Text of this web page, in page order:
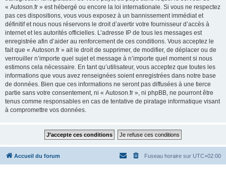
« Autoson.fr » est hébergé ou encore la loi internationale. Si vous ne respectez
pas ces dispositions, vous vous exposez à un bannissement immédiat et
définitif et nous nous réservons le droit d’avertir votre fournisseur d’accès à
internet et les autorités officielles. L’adresse IP de tous les messages est
enregistrée afin d’aider au renforcement de ces conditions. Vous acceptez le
fait que « Autoson.fr » ait le droit de supprimer, de modifier, de déplacer ou de
verrouiller n’importe quel sujet et message à n’importe quel moment si nous
estimons cela nécessaire. En tant qu’utilisateur, vous acceptez que toutes les
informations que vous avez renseignées soient enregistrées dans notre base
de données. Bien que ces informations ne seront pas diffusées à une tierce
partie sans votre consentement, ni « Autoson.fr », ni phpBB, ne pourront être
tenus comme responsables en cas de tentative de piratage informatique visant
à compromettre vos données.
Accueil du forum Fuseau horaire sur UTC+02:00